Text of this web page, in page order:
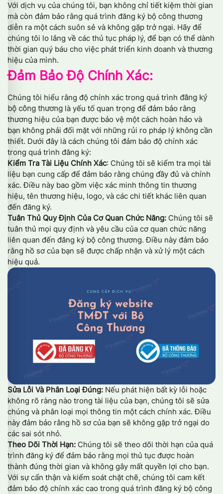
Với dịch vụ của chúng tôi, bạn không chỉ tiết kiệm thời gian
mà còn đảm bảo rằng quá trình đăng ký bộ công thương
diễn ra một cách suôn sẻ và không gặp trở ngại. Hãy để
chúng tôi lo lắng về các thủ tục pháp lý, để bạn có thể dành
thời gian quý báu cho việc phát triển kinh doanh và thương
hiệu của mình.
Đảm Bảo Độ Chính Xác:
Chúng tôi hiểu rằng độ chính xác trong quá trình đăng ký
bộ công thương là yếu tố quan trọng để đảm bảo rằng
thương hiệu của bạn được bảo vệ một cách hoàn hảo và
bạn không phải đối mặt với những rủi ro pháp lý không cần
thiết. Dưới đây là cách chúng tôi đảm bảo độ chính xác
trong quá trình đăng ký:
Kiểm Tra Tài Liệu Chính Xác: Chúng tôi sẽ kiểm tra mọi tài
liệu bạn cung cấp để đảm bảo rằng chúng đầy đủ và chính
xác. Điều này bao gồm việc xác minh thông tin thương
hiệu, tên thương hiệu, logo, và các chi tiết khác liên quan
đến đăng ký.
Tuân Thủ Quy Định Của Cơ Quan Chức Năng: Chúng tôi sẽ
tuân thủ mọi quy định và yêu cầu của cơ quan chức năng
liên quan đến đăng ký bộ công thương. Điều này đảm bảo
rằng hồ sơ của bạn sẽ được chấp nhận và xử lý một cách
hiệu quả.
Sửa Lỗi Và Phân Loại Đúng: Nếu phát hiện bất kỳ lỗi hoặc
không rõ ràng nào trong tài liệu của bạn, chúng tôi sẽ sửa
chúng và phân loại mọi thông tin một cách chính xác. Điều
này đảm bảo rằng hồ sơ của bạn sẽ không gặp trở ngại do
các sai sót nhỏ.
Theo Dõi Thời Hạn: Chúng tôi sẽ theo dõi thời hạn của quá
trình đăng ký để đảm bảo rằng mọi thủ tục được hoàn
thành đúng thời gian và không gây mất quyền lợi cho bạn.
Với sự cẩn thận và kiểm soát chặt chẽ, chúng tôi cam kết
đảm bảo độ chính xác cao trong quá trình đăng ký bộ công